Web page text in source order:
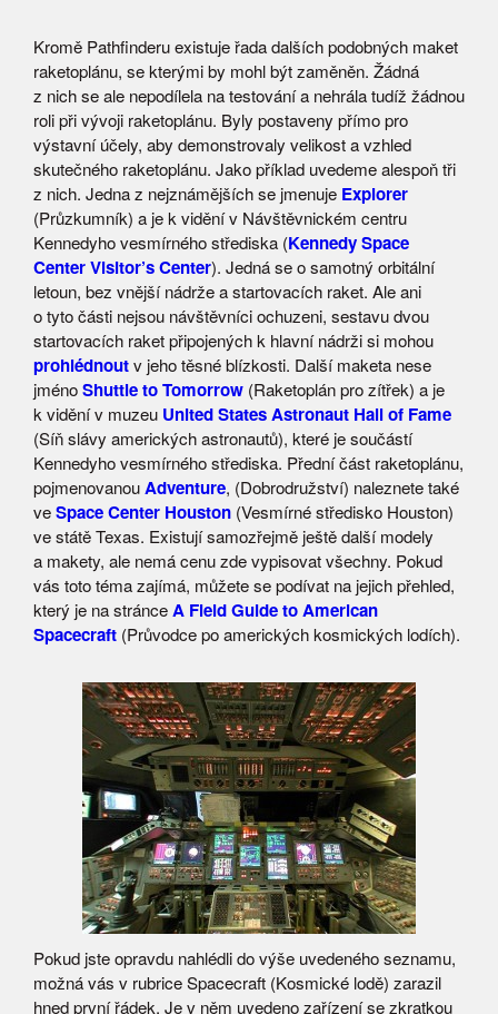
Kromě Pathfinderu existuje řada dalších podobných maket
raketoplánu, se kterými by mohl být zaměněn. Žádná
z nich se ale nepodílela na testování a nehrála tudíž žádnou
roli při vývoji raketoplánu. Byly postaveny přímo pro
výstavní účely, aby demonstrovaly velikost a vzhled
skutečného raketoplánu. Jako příklad uvedeme alespoň tři
z nich. Jedna z nejznámějších se jmenuje Explorer
(Průzkumník) a je k vidění v Návštěvnickém centru
Kennedyho vesmírného střediska (Kennedy Space
Center Visitor’s Center). Jedná se o samotný orbitální
letoun, bez vnější nádrže a startovacích raket. Ale ani
o tyto části nejsou návštěvníci ochuzeni, sestavu dvou
startovacích raket připojených k hlavní nádrži si mohou
prohlédnoutv jeho těsné blízkosti. Další maketa nese
jménoShuttle to Tomorrow (Raketoplán pro zítřek) a je
k vidění v muzeu United States Astronaut Hall of Fame
(Síň slávy amerických astronautů), které je součástí
Kennedyho vesmírného střediska. Přední část raketoplánu,
pojmenovanouAdventure, (Dobrodružství) naleznete také
veSpace Center Houston (Vesmírné středisko Houston)
ve státě Texas. Existují samozřejmě ještě další modely
a makety, ale nemá cenu zde vypisovat všechny. Pokud
vás toto téma zajímá, můžete se podívat na jejich přehled,
který je na stránceA Field Guide to American
Spacecraft (Průvodce po amerických kosmických lodích).
Pokud jste opravdu nahlédli do výše uvedeného seznamu,
možná vás v rubrice Spacecraft (Kosmické lodě) zarazil
hned první řádek. Je v něm uvedeno zařízení se zkratkou